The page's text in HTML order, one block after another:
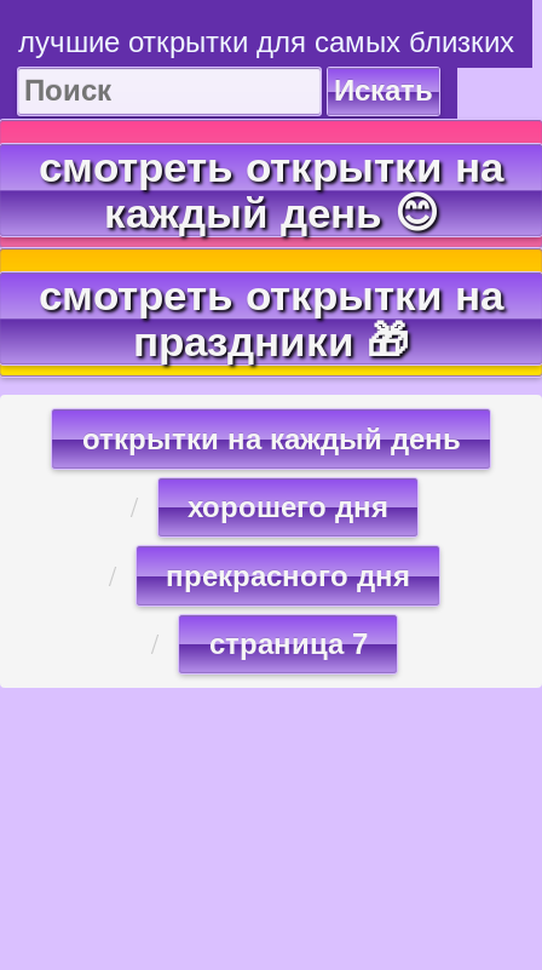
лучшие открытки для самых близких
Искать
смотреть открытки на
каждый день 😊
смотреть открытки на
праздники 🎁
открытки на каждый день
хорошего дня
прекрасного дня
страница 7